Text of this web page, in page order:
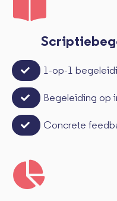
1-op-1
Begeleiding op
Concrete